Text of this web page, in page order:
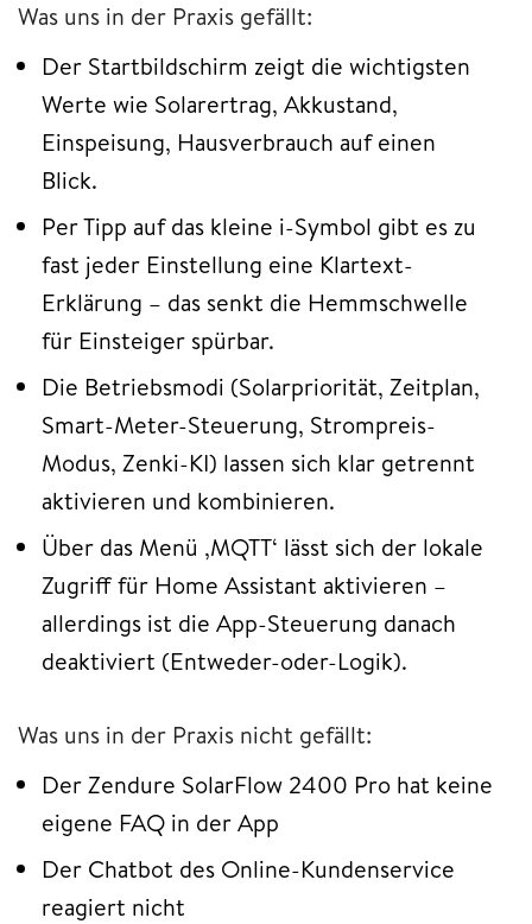
Was uns in der Praxis gefällt:
Der Startbildschirm zeigt die wichtigsten
Werte wie Solarertrag, Akkustand,
Einspeisung, Hausverbrauch auf einen
Blick.
Per Tipp auf das kleine i-Symbol gibt es zu
fast jeder Einstellung eine Klartext-
Erklärung – das senkt die Hemmschwelle
für Einsteiger spürbar.
Die Betriebsmodi (Solarpriorität, Zeitplan,
Smart-Meter-Steuerung, Strompreis-
Modus, Zenki-KI) lassen sich klar getrennt
aktivieren und kombinieren.
Über das Menü ‚MQTT‘ lässt sich der lokale
Zugriff für Home Assistant aktivieren –
allerdings ist die App-Steuerung danach
deaktiviert (Entweder-oder-Logik).
Was uns in der Praxis nicht gefällt:
Der Zendure SolarFlow 2400 Pro hat keine
eigene FAQ in der App
Der Chatbot des Online-Kundenservice
reagiert nicht